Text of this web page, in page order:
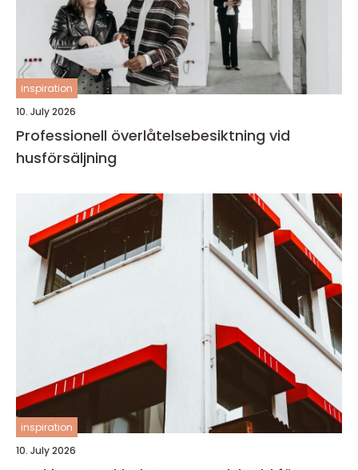
inspiration
10. July 2026
Professionell överlåtelsebesiktning vid
husförsäljning
inspiration
10. July 2026